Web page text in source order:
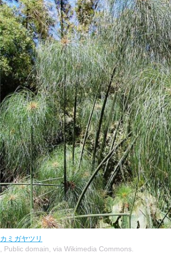
カミガヤツリ
, Public domain, via Wikimedia Commons.